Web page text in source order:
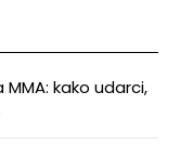
kako udarci,